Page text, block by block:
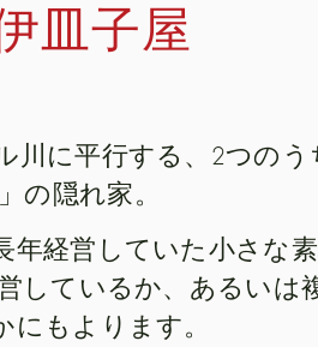
皿子屋
川に平行する、2つのう
の隠れ家。
経営していた小さな
しているか、あるいは
もよります。